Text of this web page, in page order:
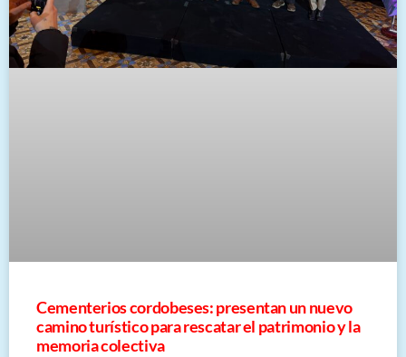
Cementerios cordobeses: presentan un nuevo
camino turístico para rescatar el patrimonio y la
memoria colectiva